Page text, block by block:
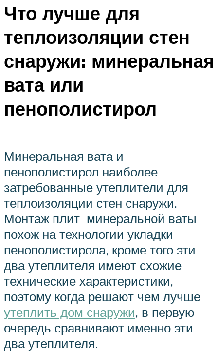
Что лучше для
теплоизоляции стен
снаружи: минеральная
вата или
пенополистирол
Минеральная вата и
пенополистирол наиболее
затребованные утеплители для
теплоизоляции стен снаружи.
Монтаж плит минеральной ваты
похож на технологии укладки
пенополистирола, кроме того эти
два утеплителя имеют схожие
технические характеристики,
поэтому когда решают чем лучше
утеплить дом снаружи, в первую
очередь сравнивают именно эти
два утеплителя.